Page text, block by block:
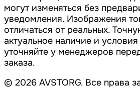
могут изменяться без
уведомления. Изображения
отличаться от реальных.
актуальное наличие и условия
уточняйте у менеджеров
заказа.
© 2026 AVSTORG. Все права